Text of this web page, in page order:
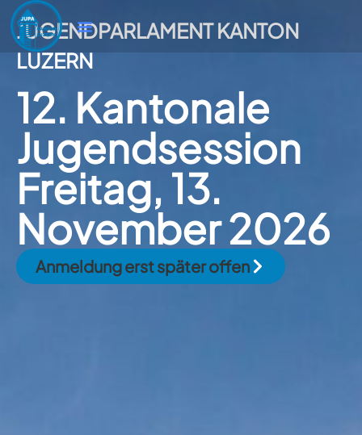
JUGENDPARLAMENT KANTON
LUZERN
12. Kantonale
Jugendsession
Freitag, 13.
November 2026
Anmeldung erst später offen